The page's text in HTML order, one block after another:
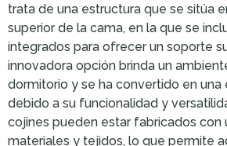
trata de una estructura que se sitúa
superior de la cama, en la que se
integrados para ofrecer un soporte
innovadora opción brinda un
dormitorio y se ha convertido en una
debido a su funcionalidad y
cojines pueden estar fabricados con
materiales y tejidos, lo que permite